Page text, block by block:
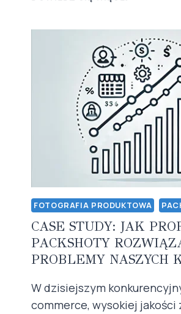
JAK
ZDJĘCIA
PRZY
BUDŻECIE?
FOTOGRAFIA PRODUKTOWA
CASE STUDY: JAK
PACKSHOTY
PROBLEMY NASZYCH
W dzisiejszym
commerce, wysokiej jakości